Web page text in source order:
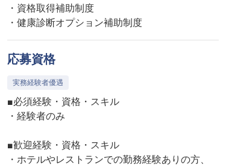
・資格取得補助制度
・健康診断オプション補助制度
応募資格
実務経験者優遇
■必須経験・資格・スキル
・経験者のみ
■歓迎経験・資格・スキル
・ホテルやレストランでの勤務経験ありの方、